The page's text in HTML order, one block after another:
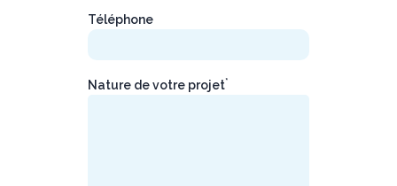
Téléphone
Nature de votre projet*